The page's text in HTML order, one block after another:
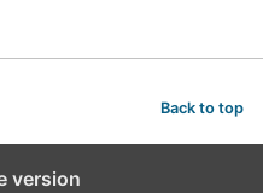
Back to top
version